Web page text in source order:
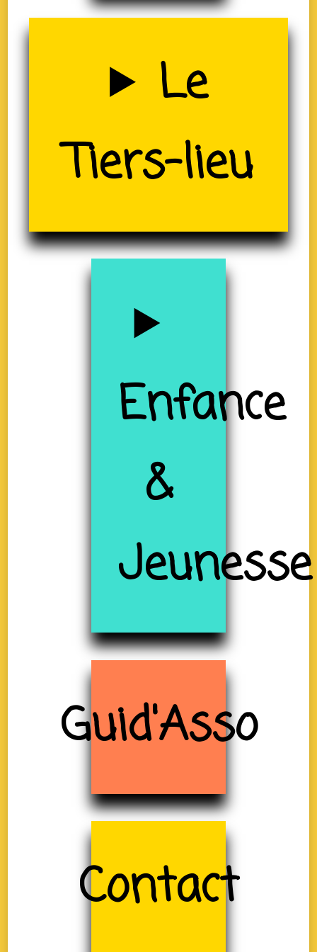
Uzerche
(19)
Le
Tiers-lieu
Enfance
&
Jeunesse
Guid'Asso
Contact